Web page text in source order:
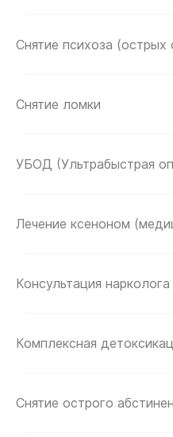
Снятие психоза (острых
Снятие ломки
УБОД (Ультрабыстрая
Лечение ксеноном
Консультация нарколога
Комплексная
Снятие острого